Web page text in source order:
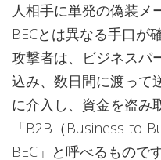
人相手に単発の偽装メ
BECとは異なる手口が
攻撃者は、ビジネスパ
込み、数日間に渡って
に介入し、資金を盗み
「B2B（Business-to-
BEC」と呼べるものです